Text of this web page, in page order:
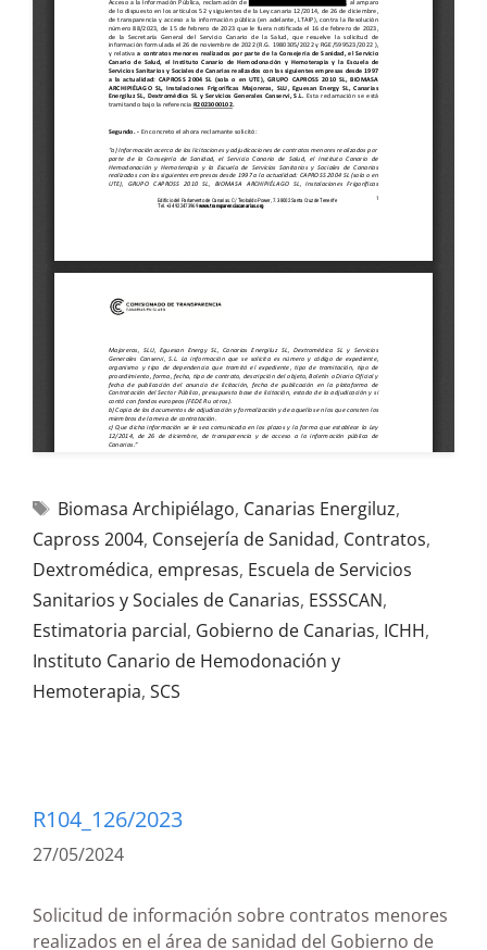
Biomasa Archipiélago, Canarias Energiluz,
Capross 2004, Consejería de Sanidad, Contratos,
Dextromédica, empresas, Escuela de Servicios
Sanitarios y Sociales de Canarias, ESSSCAN,
Estimatoria parcial, Gobierno de Canarias, ICHH,
Instituto Canario de Hemodonación y
Hemoterapia, SCS
R104_126/2023
27/05/2024
Solicitud de información sobre contratos menores
realizados en el área de sanidad del Gobierno de